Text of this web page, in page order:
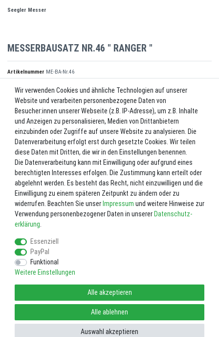
Seegler Messer
MESSERBAUSATZ NR.46 " RANGER "
Artikelnummer ME-BA-Nr.46
50,00 EUR*
Lieferzeit ca. 2-3 Werktage.
In den Warenkorb
Wunschliste
* inkl. ges. MwSt. zzgl. Versandkosten
Impressum
Widerrufs­recht Vertrag widerrufen
Wir verwenden Cookies und ähnliche Technologien auf unserer
Website und verarbeiten personenbezogene Daten von
Besucher:innen unserer Webseite (z.B. IP-Adresse), um z.B. Inhalte
und Anzeigen zu personalisieren, Medien von Drittanbietern
einzubinden oder Zugriffe auf unsere Website zu analysieren. Die
Datenverarbeitung erfolgt erst durch gesetzte Cookies. Wir teilen
diese Daten mit Dritten, die wir in den Einstellungen benennen.
Die Datenverarbeitung kann mit Einwilligung oder aufgrund eines
berechtigten Interesses erfolgen. Die Zustimmung kann erteilt oder
abgelehnt werden. Es besteht das Recht, nicht einzuwilligen und die
Einwilligung zu einem späteren Zeitpunkt zu ändern oder zu
widerrufen. Beachten Sie unser Impressum und weitere Hinweise zur
Verwendung personenbezogener Daten in unserer Daten­schutz­
erklärung
Essenziell
PayPal
Funktional
Weitere Einstellungen
Alle akzeptieren
Alle ablehnen
Auswahl akzeptieren